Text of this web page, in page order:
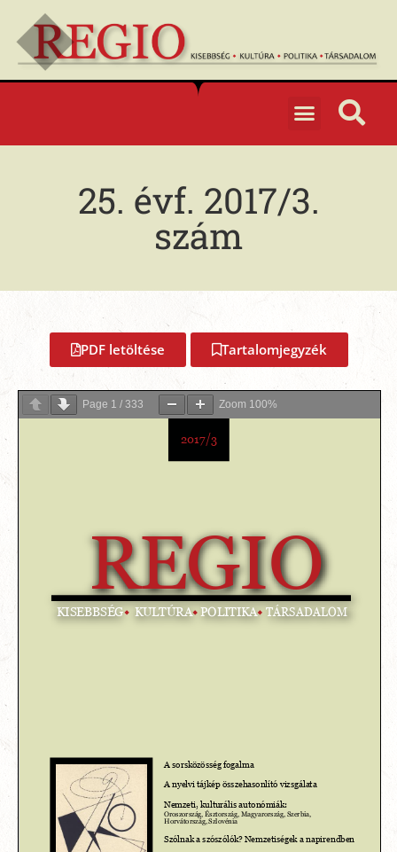
25. évf. 2017/3.
szám
PDF letöltése Tartalomjegyzék
Page 1 / 333 Zoom 100%